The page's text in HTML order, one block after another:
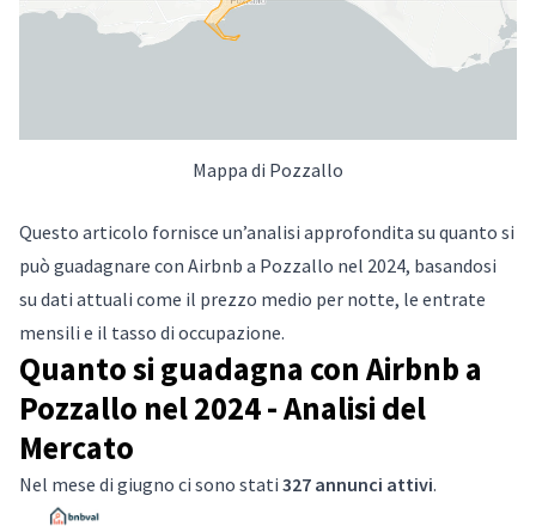
Mappa di Pozzallo
Questo articolo fornisce un’analisi approfondita su quanto si
può guadagnare con Airbnb a Pozzallo nel 2024, basandosi
su dati attuali come il prezzo medio per notte, le entrate
mensili e il tasso di occupazione.
Quanto si guadagna con Airbnb a
Pozzallo nel 2024 - Analisi del
Mercato
Nel mese di giugno ci sono stati 327 annunci attivi.